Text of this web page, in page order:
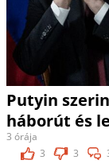
Putyin
háborút és
3 órája
3
3